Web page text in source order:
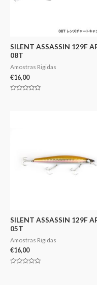
SILENT ASSASSIN 129F
08T
Amostras Rigidas
€16,00
SILENT ASSASSIN 129F
05T
Amostras Rigidas
€16,00